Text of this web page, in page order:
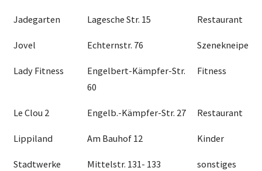
Jadegarten Lagesche Str. 15 Restaurant
Jovel Echternstr. 76 Szenekneipe
Lady Fitness
Engelbert-Kämpfer-Str.
60
Fitness
Le Clou 2 Engelb.-Kämpfer-Str. 27 Restaurant
Lippiland Am Bauhof 12 Kinder
Stadtwerke Mittelstr. 131- 133 sonstiges